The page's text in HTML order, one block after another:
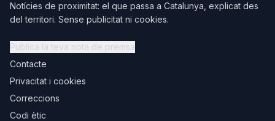
Notícies de proximitat: el que passa a Catalunya, explicat des
del territori. Sense publicitat ni cookies.
Publica la teva nota de premsa
Contacte
Privacitat i cookies
Correccions
Codi ètic